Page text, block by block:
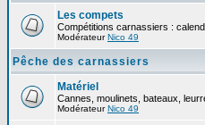
Les compets
Compétitions carnassiers :
ModérateurNico 49
Pêche des carnassiers
Matériel
Cannes, moulinets, bateaux,
ModérateurNico 49